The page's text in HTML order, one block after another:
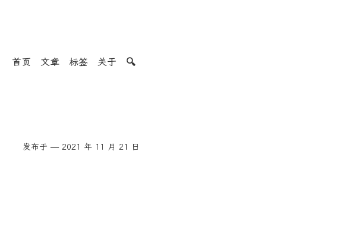
首页 文章 标签 关于 🔍
发布于 — 2021 年 11 月 21 日